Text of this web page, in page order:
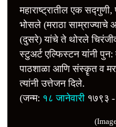
महाराष्ट्रातील एक सद्गुणी,
भोसले (मराठा
(दुसरे) यांचे ते थोरले
स्टुअर्ट एल्फिस्टन यांनी पुन:
पाठशाळा आणि संस्कॄत व
त्यांनी उत्तेजन दिले.
(जन्म: १८ जानेवारी १७९३ -